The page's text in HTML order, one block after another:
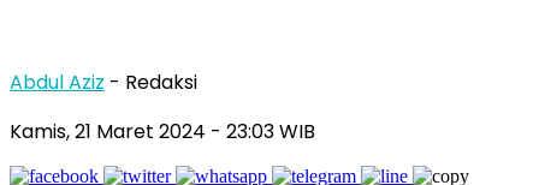
Abdul Aziz - Redaksi
Kamis, 21 Maret 2024 - 23:03 WIB